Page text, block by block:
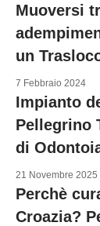
Muoversi
un
7 Febbraio 2024
Impianto
Pellegrino
di
21 Novembre 2025
Perchè
Croazia?